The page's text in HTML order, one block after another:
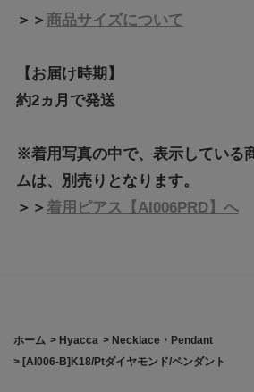
＞＞ 商品サイズについて
【お届け時期】
約2ヵ月で発送
※着用写真の中で、表示している
ムは、別売りとなります。
＞＞着用ピアス【AI006PRD】へ
ホーム > Hyacca > Necklace・Pendant
> [AI006-B]K18/Ptダイヤモンド/ペンダント